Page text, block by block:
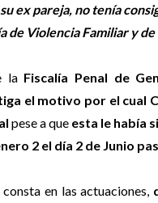
ex pareja, no tenía
de Violencia Familiar y
la Fiscalía Penal de
el motivo por el cual
pese a que esta le había
2 el día 2 de Junio
consta en las actuaciones,